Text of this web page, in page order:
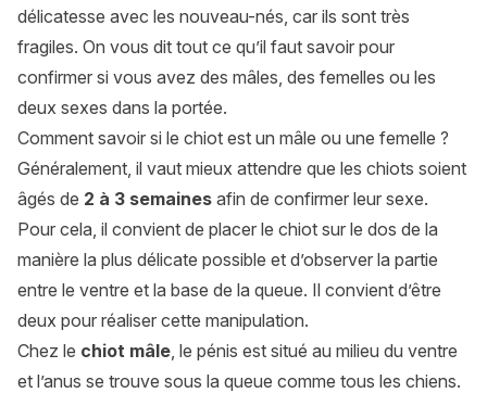
délicatesse avec les nouveau-nés, car ils sont très
fragiles. On vous dit tout ce qu’il faut savoir pour
confirmer si vous avez des mâles, des femelles ou les
deux sexes dans la portée.
Comment savoir si le chiot est un mâle ou une femelle ?
Généralement, il vaut mieux attendre que les chiots soient
âgés de 2 à 3 semaines afin de confirmer leur sexe.
Pour cela, il convient de placer le chiot sur le dos de la
manière la plus délicate possible et d’observer la partie
entre le ventre et la base de la queue. Il convient d’être
deux pour réaliser cette manipulation.
Chez le chiot mâle, le pénis est situé au milieu du ventre
et l’anus se trouve sous la queue comme tous les chiens.